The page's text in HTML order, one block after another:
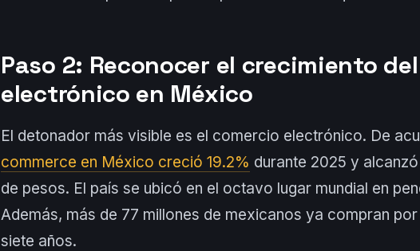
Paso 2: Reconocer el crecimiento
electrónico en México
El detonador más visible es el comercio electrónico. De
commerce en México creció 19.2% durante 2025 y
de pesos. El país se ubicó en el octavo lugar mundial en
Además, más de 77 millones de mexicanos ya compran
siete años.